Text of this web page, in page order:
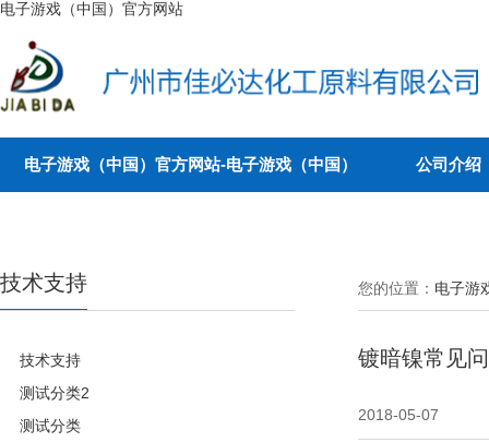
电子游戏（中国）官方网站
电子游戏（中国）官方网站-电子游戏（中国） 公司介绍
技术支持
技术支持
测试分类2
测试分类
您的位置： 电子游
镀暗镍常见
2018-05-07